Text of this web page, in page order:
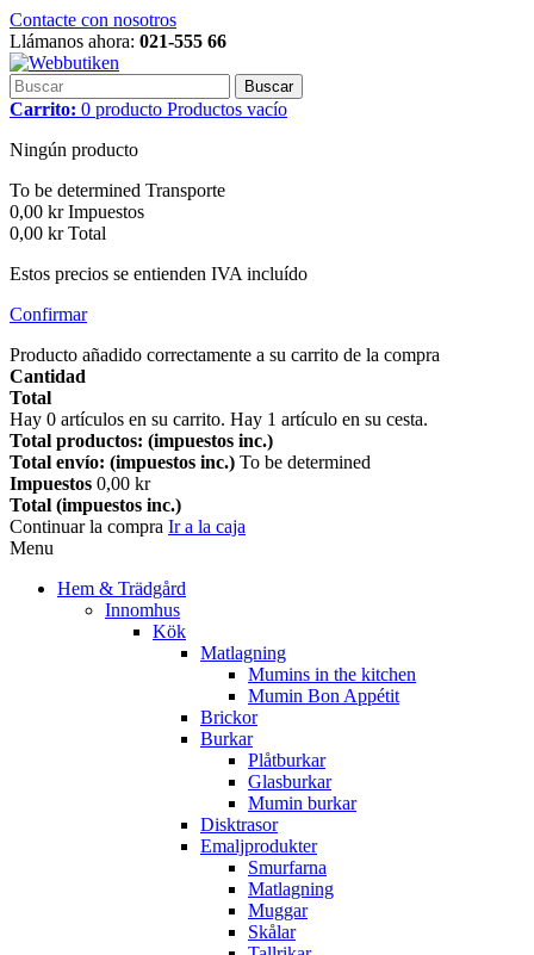
Contacte con nosotros
Llámanos ahora: 021-555 66
Buscar
Carrito: 0 producto Productos vacío
Ningún producto
To be determined Transporte
0,00 kr Impuestos
0,00 kr Total
Estos precios se entienden IVA incluído
Confirmar
Producto añadido correctamente a su carrito de la compra
Cantidad
Total
Hay 0 artículos en su carrito. Hay 1 artículo en su cesta.
Total productos: (impuestos inc.)
Total envío: (impuestos inc.) To be determined
Impuestos 0,00 kr
Total (impuestos inc.)
Continuar la compra Ir a la caja
Menu
Hem & Trädgård
Innomhus
Kök
Matlagning
Mumins in the kitchen
Mumin Bon Appétit
Brickor
Burkar
Plåtburkar
Glasburkar
Mumin burkar
Disktrasor
Emaljprodukter
Smurfarna
Matlagning
Muggar
Skålar